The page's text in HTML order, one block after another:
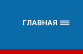
ГЛАВНАЯ